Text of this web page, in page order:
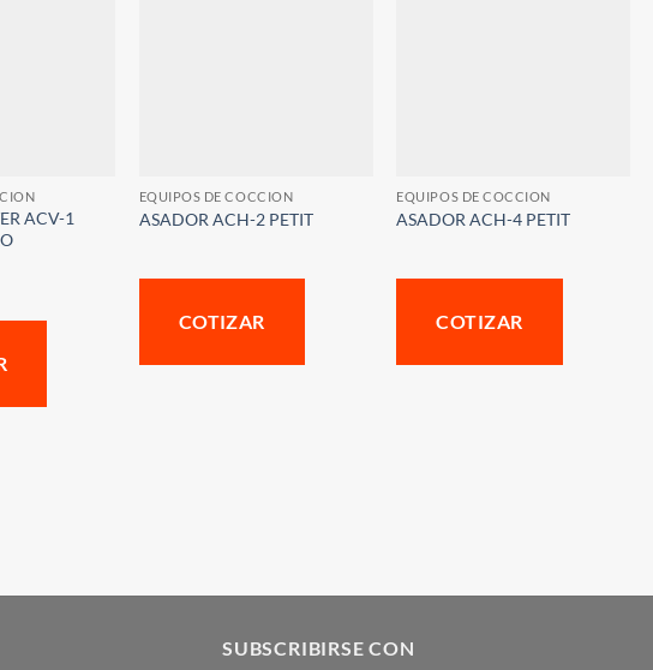
ACV-1
EQUIPOS DE COCCION
ASADOR ACH-2 PETIT
COTIZAR
EQUIPOS DE COCCION
ASADOR ACH-4 PETIT
COTIZAR
SUBSCRIBIRSE CON